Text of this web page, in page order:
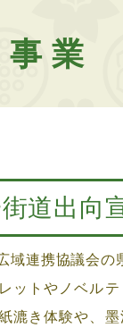
業
道出向
連携協議会の
ットやノベル
漉き体験や、